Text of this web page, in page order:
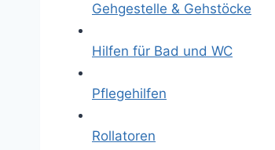
Gehgestelle & Gehstöcke
Hilfen für Bad und WC
Pflegehilfen
Rollatoren